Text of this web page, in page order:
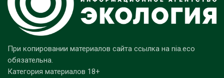
При копировании материалов сайта ссылка на nia.eco
обязательна.
Категория материалов 18+